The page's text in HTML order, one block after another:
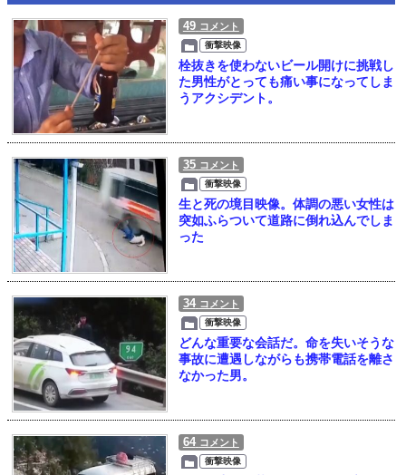
49 コメント
衝撃映像
栓抜きを使わないビール開けに挑戦し
た男性がとっても痛い事になってしま
うアクシデント。
35 コメント
衝撃映像
生と死の境目映像。体調の悪い女性は
突如ふらついて道路に倒れ込んでしま
った
34 コメント
衝撃映像
どんな重要な会話だ。命を失いそうな
事故に遭遇しながらも携帯電話を離さ
なかった男。
64 コメント
衝撃映像